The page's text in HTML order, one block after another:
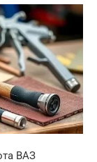
ВАЗ